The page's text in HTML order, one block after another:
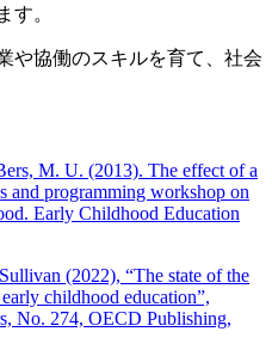
す。
や協働のスキルを育て、社会
M. U. (2013). The effect of a
and programming workshop on
Early Childhood Education
(2022), “The state of the
childhood education”,
No. 274, OECD Publishing,